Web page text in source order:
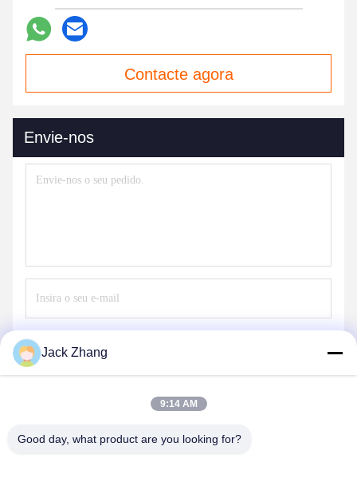
Contacte agora
Envie-nos
Jack Zhang
9:14 AM
Good day, what product are you looking for?